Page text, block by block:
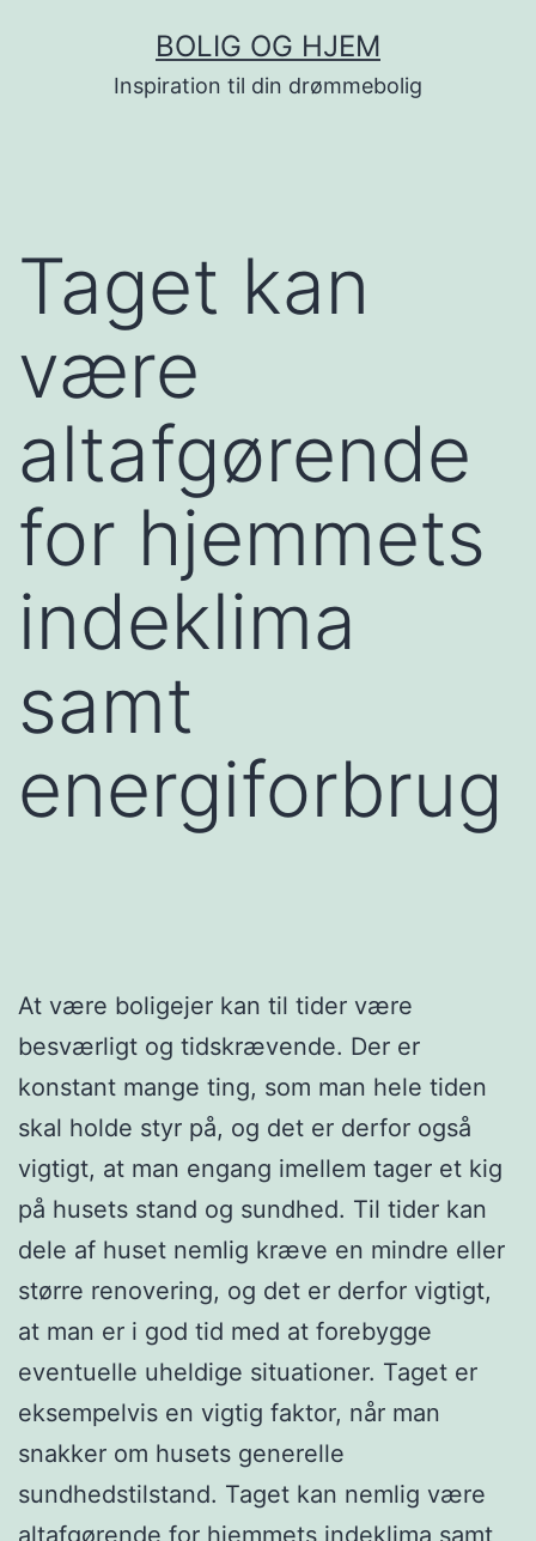
BOLIG OG HJEM
Inspiration til din drømmebolig
Taget kan
være
altafgørende
for hjemmets
indeklima
samt
energiforbrug
At være boligejer kan til tider være
besværligt og tidskrævende. Der er
konstant mange ting, som man hele tiden
skal holde styr på, og det er derfor også
vigtigt, at man engang imellem tager et kig
på husets stand og sundhed. Til tider kan
dele af huset nemlig kræve en mindre eller
større renovering, og det er derfor vigtigt,
at man er i god tid med at forebygge
eventuelle uheldige situationer. Taget er
eksempelvis en vigtig faktor, når man
snakker om husets generelle
sundhedstilstand. Taget kan nemlig være
altafgørende for hjemmets indeklima samt